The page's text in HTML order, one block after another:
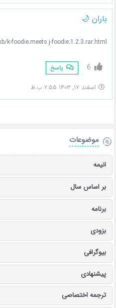
باران 🌙
k-foodie.meets.j-foodie.1.2.3.rar.html
6 پاسخ
اسفند ۱۷, ۱۴۰۳ ۲:۵۵ ب.ظ
موضوعات
انیمه
بر اساس سال
برنامه
بزودی
بیوگرافی
پیشنهادی
ترجمه اختصاصی